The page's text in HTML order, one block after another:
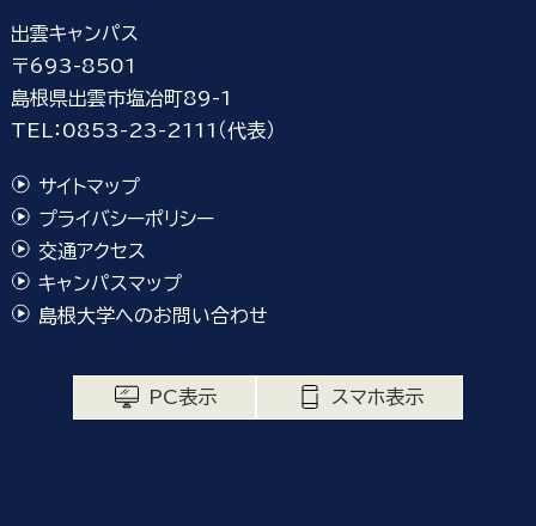
出雲キャンパス
〒693-8501
島根県出雲市塩冶町89-1
TEL：0853-23-2111（代表）
サイトマップ
プライバシーポリシー
交通アクセス
キャンパスマップ
島根大学へのお問い合わせ
PC表示 スマホ表示